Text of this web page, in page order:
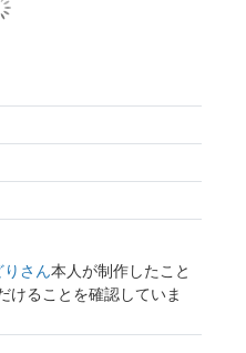
りさん本人が制作したこと
けることを確認していま